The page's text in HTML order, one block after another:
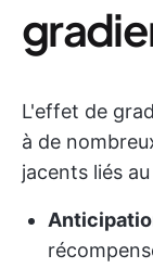
L'effet de
à de
jacents liés